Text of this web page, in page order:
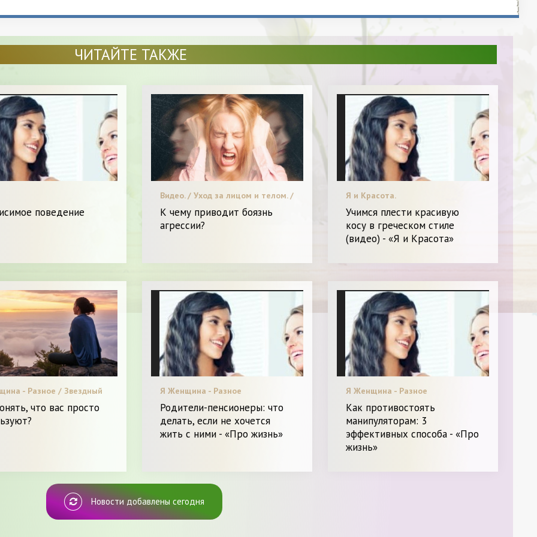
ЧИТАЙТЕ ТАКЖЕ
поведение
Видео. / Уход за лицом и телом. /
Красота. / Я Женщина - Разное
К чему приводит боязнь
агрессии?
Я и Красота.
Учимся плести красивую
косу в греческом стиле
(видео) - «Я и Красота»
- Разное / Звездный
С чем носить. / Леди в
/ Пластическая хирургия
/ Видео. / Мода. /
что вас просто
Я Женщина - Разное
Родители-пенсионеры: что
делать, если не хочется
жить с ними - «Про жизнь»
Я Женщина - Разное
Как противостоять
манипуляторам: 3
эффективных способа - «Про
жизнь»
Новости добавлены сегодня